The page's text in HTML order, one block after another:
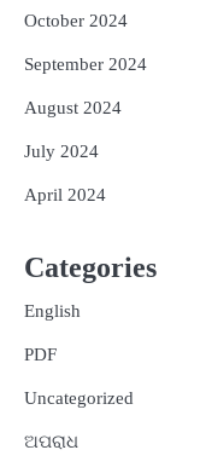
October 2024
September 2024
August 2024
July 2024
April 2024
Categories
English
PDF
Uncategorized
ଅପରାଧ